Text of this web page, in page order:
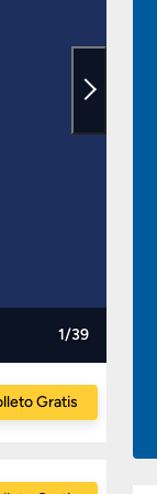
1/39
Gratis